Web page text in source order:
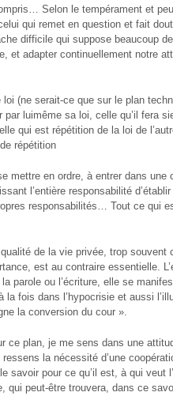
Selon le tempérament et
qui remet en question et fait
difficile qui suppose beaucoup
et adapter continuellement notre
loi (ne serait-ce que sur le plan
par luimême sa loi, celle qu’il fera
qui est répétition de la loi de
répétition
mettre en ordre, à entrer dans
l’entière responsabilité
responsabilités… Tout ce qui
de la vie privée, trop souvent
est au contraire essentielle.
parole ou l’écriture, elle se
la fois dans l’hypocrisie et aussi
la conversion du cour ».
ce plan, je me sens dans une
la nécessité d’une
savoir pour ce qu’il est, à qui veut
qui peut-être trouvera, dans ce